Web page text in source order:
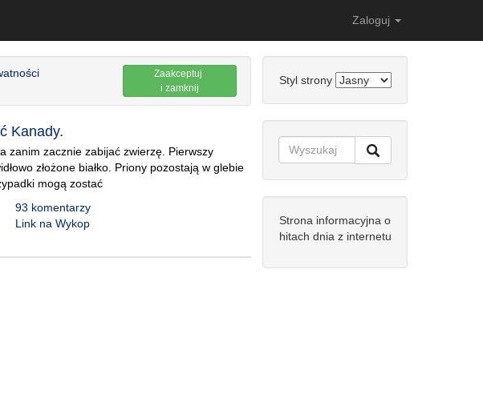
Zaloguj
Zaakceptuj
i zamknij
Kanady.
zanim zacznie zabijać zwierzę. Pierwszy
złożone białko. Priony pozostają w glebie
mogą zostać
93 komentarzy
Link na Wykop
Styl strony
Strona informacyjna o
hitach dnia z internetu